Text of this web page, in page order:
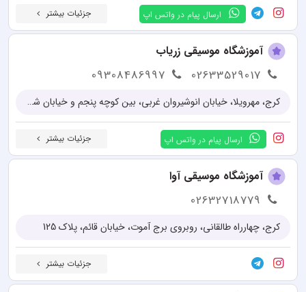
ارسال پیام در واتس اپ جزئیات بیشتر
آموزشگاه موسیقی زریاب
02633529017
09308486997
کرج، مهرویلا، خیابان انوشیروان غربی، بین کوچه پنجم و خیابان شهید حیدری، پلاک 210
ارسال پیام در واتس اپ جزئیات بیشتر
آموزشگاه موسیقی آوا
02632718779
کرج، چهارراه طالقانی، روبروی برج آموت، خیابان قائم، پلاک 125
جزئیات بیشتر